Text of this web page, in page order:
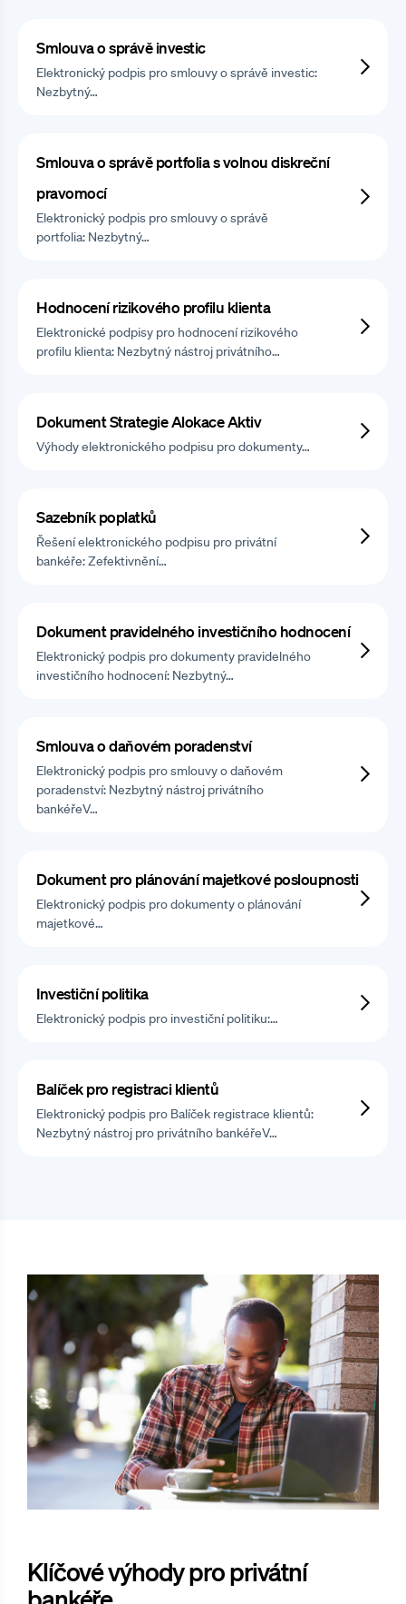
Smlouva o správě investic
Elektronický podpis pro smlouvy o správě investic:
Nezbytný…
Smlouva o správě portfolia s volnou diskreční
pravomocí
Elektronický podpis pro smlouvy o správě
portfolia: Nezbytný…
Hodnocení rizikového profilu klienta
Elektronické podpisy pro hodnocení rizikového
profilu klienta: Nezbytný nástroj privátního…
Dokument Strategie Alokace Aktiv
Výhody elektronického podpisu pro dokumenty…
Sazebník poplatků
Řešení elektronického podpisu pro privátní
bankéře: Zefektivnění…
Dokument pravidelného investičního hodnocení
Elektronický podpis pro dokumenty pravidelného
investičního hodnocení: Nezbytný…
Smlouva o daňovém poradenství
Elektronický podpis pro smlouvy o daňovém
poradenství: Nezbytný nástroj privátního
bankéřeV…
Dokument pro plánování majetkové posloupnosti
Elektronický podpis pro dokumenty o plánování
majetkové…
Investiční politika
Elektronický podpis pro investiční politiku:…
Balíček pro registraci klientů
Elektronický podpis pro Balíček registrace klientů:
Nezbytný nástroj pro privátního bankéřeV…
Klíčové výhody pro privátní